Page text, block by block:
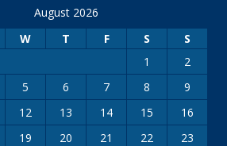
August 2026
W T F S
S
1
2
5 6 7 8
9
12 13 14 15
16
19 20 21 22
23